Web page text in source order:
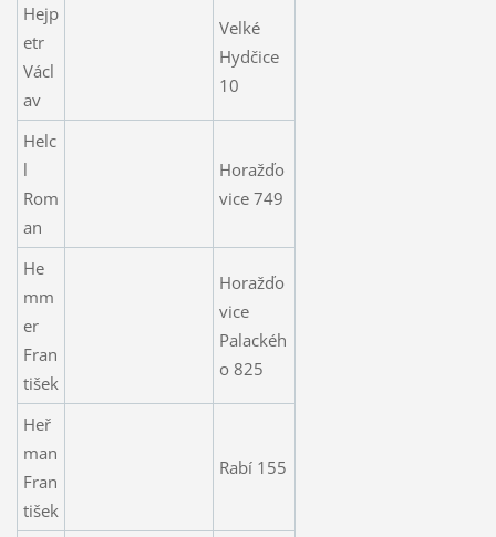
Hejp
etr
Václ
av
Velké
Hydčice
10
Helc
l
Rom
an
Horažďo
vice 749
He
mm
er
Fran
tišek
Horažďo
vice
Palackéh
o 825
Heř
man
Fran
tišek
Rabí 155